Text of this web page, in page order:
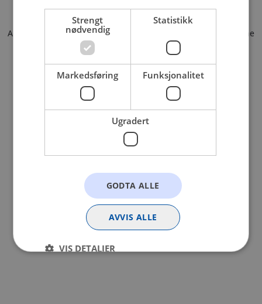
Application error: a client-side exception has occurred (see the
browser console for more information).
Strengt
nødvendig
Statistikk
Markedsføring Funksjonalitet
Ugradert
GODTA ALLE
AVVIS ALLE
VIS DETALJER